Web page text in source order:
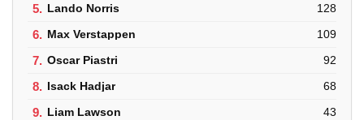
5. Lando Norris 128
6. Max Verstappen 109
7. Oscar Piastri 92
8. Isack Hadjar 68
9. Liam Lawson 43